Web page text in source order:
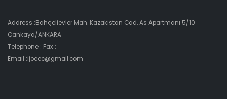
Address :Bahçelievler Mah. Kazakistan Cad. As Apartmanı 5/10
Çankaya/ANKARA
Telephone : Fax :
Email :ijoeec@gmail.com